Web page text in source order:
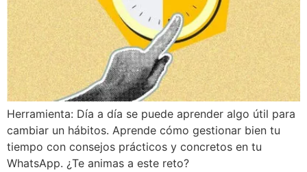
Herramienta: Día a día se puede aprender algo útil para
cambiar un hábitos. Aprende cómo gestionar bien tu
tiempo con consejos prácticos y concretos en tu
WhatsApp. ¿Te animas a este reto?